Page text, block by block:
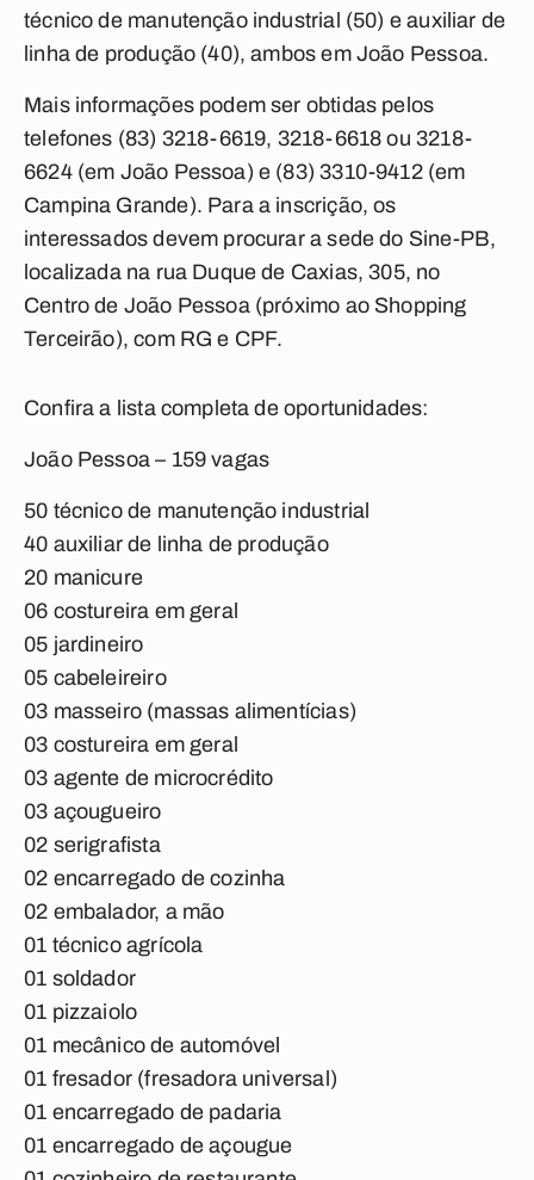
técnico de manutenção industrial (50) e auxiliar de
linha de produção (40), ambos em João Pessoa.
Mais informações podem ser obtidas pelos
telefones (83) 3218-6619, 3218-6618 ou 3218-
6624 (em João Pessoa) e (83) 3310-9412 (em
Campina Grande). Para a inscrição, os
interessados devem procurar a sede do Sine-PB,
localizada na rua Duque de Caxias, 305, no
Centro de João Pessoa (próximo ao Shopping
Terceirão), com RG e CPF.
Confira a lista completa de oportunidades:
João Pessoa – 159 vagas
50 técnico de manutenção industrial
40 auxiliar de linha de produção
20 manicure
06 costureira em geral
05 jardineiro
05 cabeleireiro
03 masseiro (massas alimentícias)
03 costureira em geral
03 agente de microcrédito
03 açougueiro
02 serigrafista
02 encarregado de cozinha
02 embalador, a mão
01 técnico agrícola
01 soldador
01 pizzaiolo
01 mecânico de automóvel
01 fresador (fresadora universal)
01 encarregado de padaria
01 encarregado de açougue